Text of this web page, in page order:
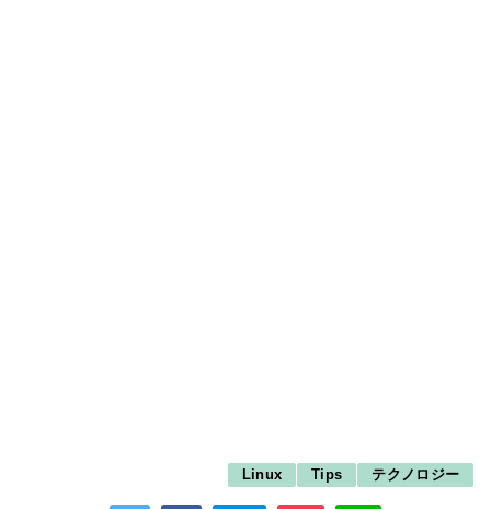
Linux Tips テクノロジー